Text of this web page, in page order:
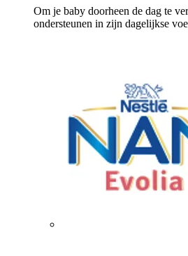
Om je baby doorheen de dag te
ondersteunen in zijn dagelijkse